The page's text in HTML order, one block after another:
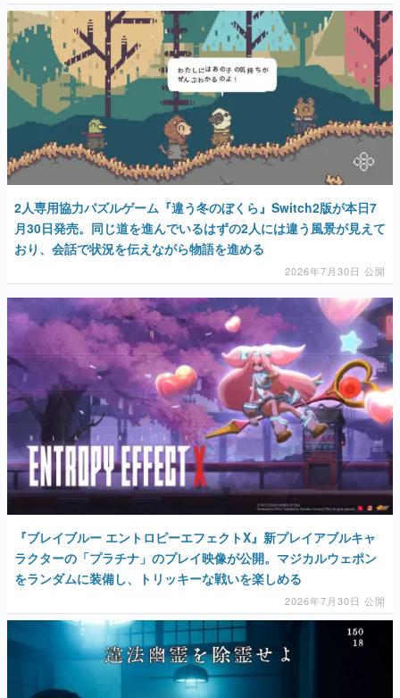
2人専用協力パズルゲーム『違う冬のぼくら』Switch2版が本日7
月30日発売。同じ道を進んでいるはずの2人には違う風景が見えて
おり、会話で状況を伝えながら物語を進める
2026年7月30日 公開
『ブレイブルー エントロピーエフェクトX』新プレイアブルキャ
ラクターの「プラチナ」のプレイ映像が公開。マジカルウェポン
をランダムに装備し、トリッキーな戦いを楽しめる
2026年7月30日 公開